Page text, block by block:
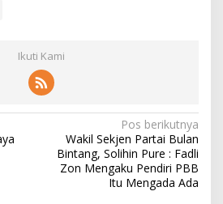
Ikuti Kami
Pos berikutnya
Wakil Sekjen Partai Bulan
Bintang, Solihin Pure : Fadli
Zon Mengaku Pendiri PBB
Itu Mengada Ada